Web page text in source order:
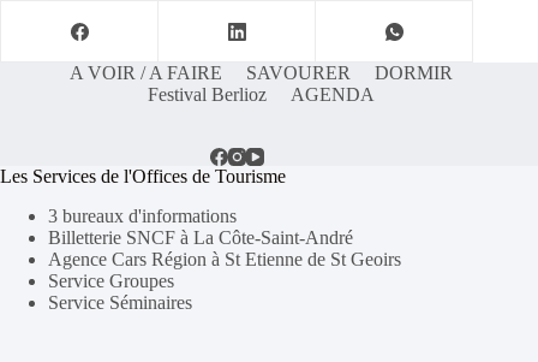
A VOIR / A FAIRE SAVOURER
DORMIR
Festival Berlioz
AGENDA
Les Services de l'Offices de Tourisme
3 bureaux d'informations
Billetterie SNCF à La Côte-Saint-André
Agence Cars Région à St Etienne de St Geoirs
Service Groupes
Service Séminaires